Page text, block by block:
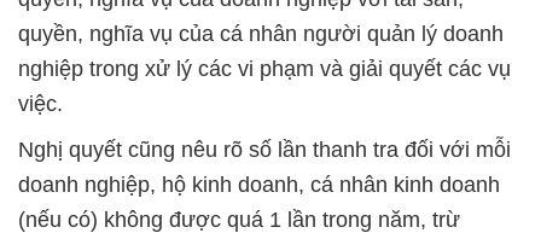
quyền, nghĩa vụ của cá nhân người quản lý doanh
nghiệp trong xử lý các vi phạm và giải quyết các vụ
việc.
Nghị quyết cũng nêu rõ số lần thanh tra đối với mỗi
doanh nghiệp, hộ kinh doanh, cá nhân kinh doanh
(nếu có) không được quá 1 lần trong năm, trừ